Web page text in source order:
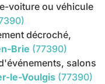
voiture ou véhicule
décroché,
Brie (77390)
salons
le-Voulgis (77390)